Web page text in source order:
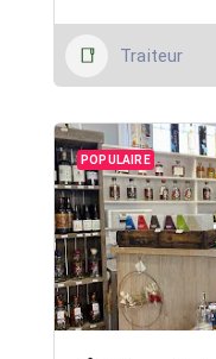
Traiteur
POPULAIRE